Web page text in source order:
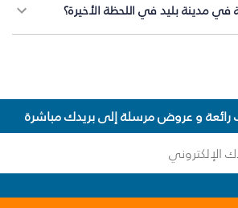
مدينة بليد في اللحظة الأخيرة؟
و عروض مرسلة إلى بريدك مباشرة